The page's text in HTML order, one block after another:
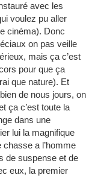
avec les
voulez pu aller
cinéma). Donc
on pas veille
mais ça c’est
pour que ça
que nature). Et
de nous jours, on
ça c’est toute la
dans une
lui la magnifique
a l’homme
de suspense et de
eux, la premier